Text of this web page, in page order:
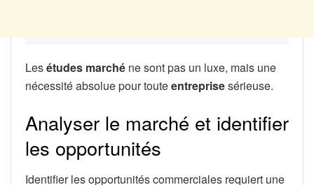
Lesétudes marché ne sont pas un luxe, mais une
nécessité absolue pour touteentreprisesérieuse.
Analyser le marché et identifier
les opportunités
Identifier les opportunités commerciales requiert une